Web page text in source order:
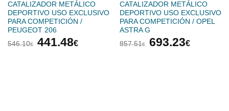
CATALIZADOR METÁLICO
DEPORTIVO USO EXCLUSIVO
PARA COMPETICIÓN /
PEUGEOT 206
546.10€
El
441.48€El
CATALIZADOR METÁLICO
DEPORTIVO USO EXCLUSIVO
PARA COMPETICIÓN / OPEL
ASTRA G
857.51€
El
693.23€El